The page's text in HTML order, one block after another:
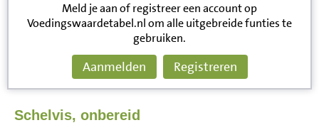
Meld je aan of registreer een account op
Voedingswaardetabel.nl om alle uitgebreide funties te
gebruiken.
Aanmelden Registreren
Schelvis, onbereid